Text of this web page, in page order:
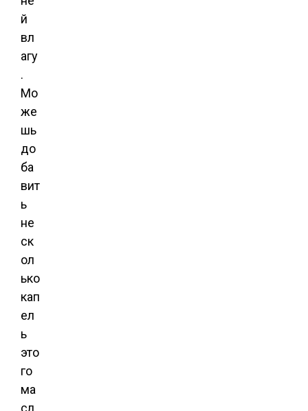
й
вл
агу
.
Мо
же
шь
до
ба
вит
ь
не
ск
ол
ько
кап
ел
ь
это
го
ма
сл